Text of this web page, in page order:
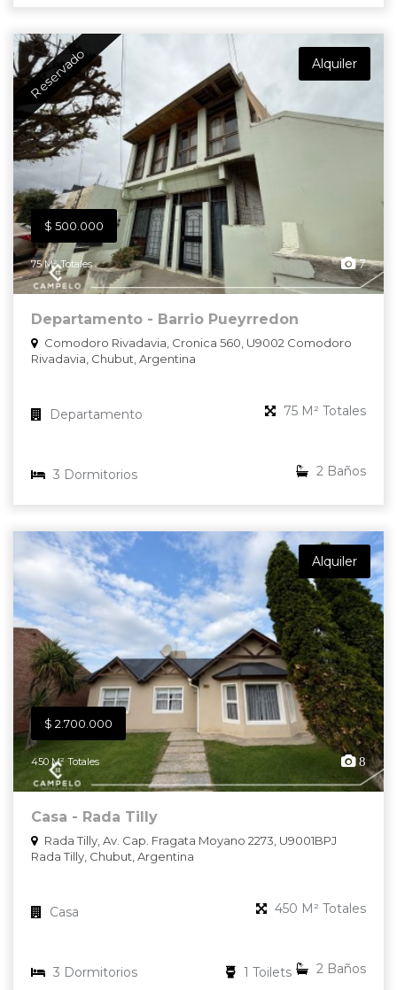
Reservado Alquiler
$ 500.000
75 M² Totales 7
Departamento - Barrio Pueyrredon
Comodoro Rivadavia, Cronica 560, U9002 Comodoro
Rivadavia, Chubut, Argentina
Departamento 75 M² Totales
3 Dormitorios 2 Baños
Alquiler
$ 2.700.000
450 M² Totales 8
Casa - Rada Tilly
Rada Tilly, Av. Cap. Fragata Moyano 2273, U9001BPJ
Rada Tilly, Chubut, Argentina
Casa 450 M² Totales
3 Dormitorios 2 Baños
1 Toilets